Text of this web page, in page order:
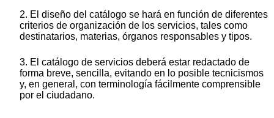
2. El diseño del catálogo se hará en función de diferentes
criterios de organización de los servicios, tales como
destinatarios, materias, órganos responsables y tipos.
3. El catálogo de servicios deberá estar redactado de
forma breve, sencilla, evitando en lo posible tecnicismos
y, en general, con terminología fácilmente comprensible
por el ciudadano.